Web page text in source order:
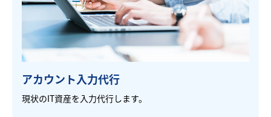
アカウント入力代行
現状のIT資産を入力代行します。